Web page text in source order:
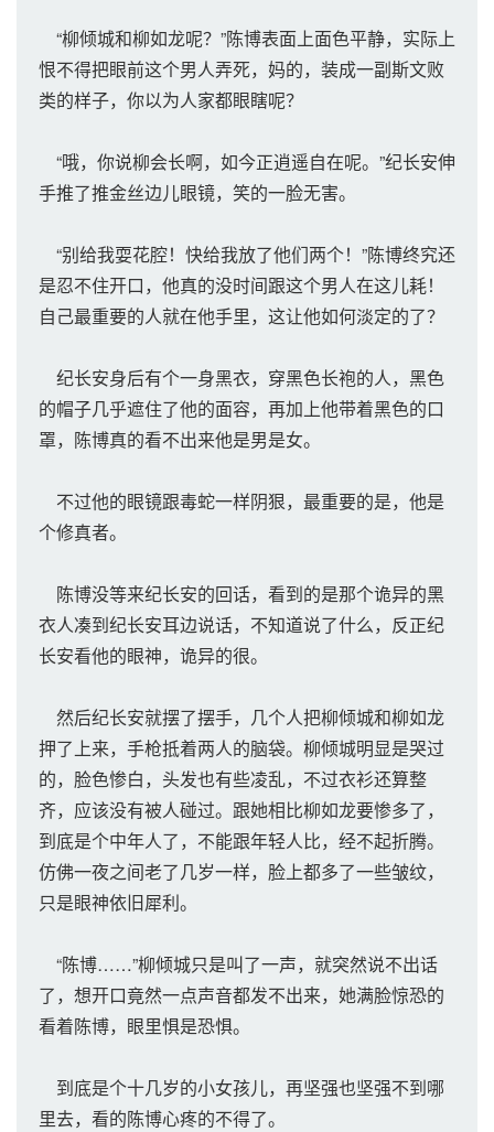
“柳倾城和柳如龙呢？”陈博表面上面色平静，实际上
恨不得把眼前这个男人弄死，妈的，装成一副斯文败
类的样子，你以为人家都眼瞎呢？
“哦，你说柳会长啊，如今正逍遥自在呢。”纪长安伸
手推了推金丝边儿眼镜，笑的一脸无害。
“别给我耍花腔！快给我放了他们两个！”陈博终究还
是忍不住开口，他真的没时间跟这个男人在这儿耗！
自己最重要的人就在他手里，这让他如何淡定的了？
纪长安身后有个一身黑衣，穿黑色长袍的人，黑色
的帽子几乎遮住了他的面容，再加上他带着黑色的口
罩，陈博真的看不出来他是男是女。
不过他的眼镜跟毒蛇一样阴狠，最重要的是，他是
个修真者。
陈博没等来纪长安的回话，看到的是那个诡异的黑
衣人凑到纪长安耳边说话，不知道说了什么，反正纪
长安看他的眼神，诡异的很。
然后纪长安就摆了摆手，几个人把柳倾城和柳如龙
押了上来，手枪抵着两人的脑袋。柳倾城明显是哭过
的，脸色惨白，头发也有些凌乱，不过衣衫还算整
齐，应该没有被人碰过。跟她相比柳如龙要惨多了，
到底是个中年人了，不能跟年轻人比，经不起折腾。
仿佛一夜之间老了几岁一样，脸上都多了一些皱纹，
只是眼神依旧犀利。
“陈博……”柳倾城只是叫了一声，就突然说不出话
了，想开口竟然一点声音都发不出来，她满脸惊恐的
看着陈博，眼里惧是恐惧。
到底是个十几岁的小女孩儿，再坚强也坚强不到哪
里去，看的陈博心疼的不得了。